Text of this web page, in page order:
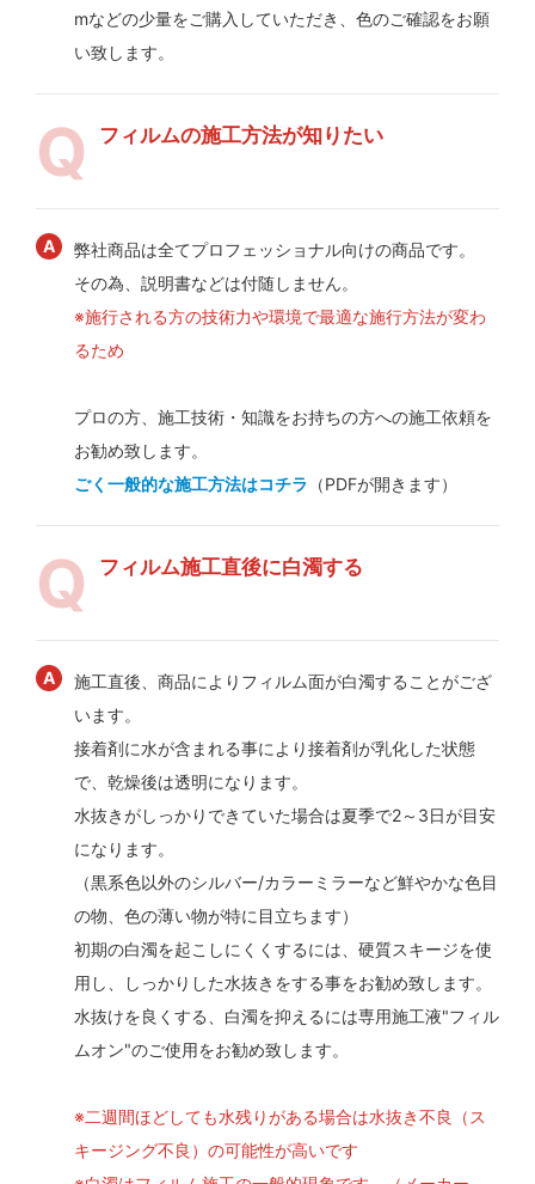
mなどの少量をご購入していただき、色のご確認をお願
い致します。
フィルムの施工方法が知りたい
弊社商品は全てプロフェッショナル向けの商品です。
その為、説明書などは付随しません。
※施行される方の技術力や環境で最適な施行方法が変わ
るため
プロの方、施工技術・知識をお持ちの方への施工依頼を
お勧め致します。
ごく一般的な施工方法はコチラ （PDFが開きます）
フィルム施工直後に白濁する
施工直後、商品によりフィルム面が白濁することがござ
います。
接着剤に水が含まれる事により接着剤が乳化した状態
で、乾燥後は透明になります。
水抜きがしっかりできていた場合は夏季で2～3日が目安
になります。
（黒系色以外のシルバー/カラーミラーなど鮮やかな色目
の物、色の薄い物が特に目立ちます）
初期の白濁を起こしにくくするには、硬質スキージを使
用し、しっかりした水抜きをする事をお勧め致します。
水抜けを良くする、白濁を抑えるには専用施工液"フィル
ムオン"のご使用をお勧め致します。
※二週間ほどしても水残りがある場合は水抜き不良（ス
キージング不良）の可能性が高いです